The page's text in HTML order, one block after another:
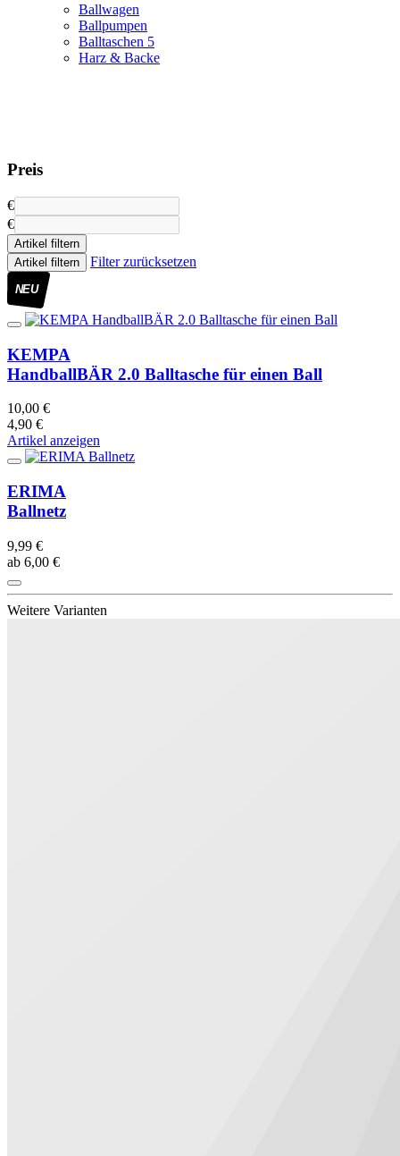
Ballwagen
Ballpumpen
Balltaschen 5
Harz & Backe
Preis
€
€
Artikel filtern
Artikel filtern
Filter zurücksetzen
NEU
KEMPA
HandballBÄR 2.0 Balltasche für einen Ball
10,00 €
4,90 €
Artikel anzeigen
ERIMA
Ballnetz
9,99 €
ab 6,00 €
Weitere Varianten